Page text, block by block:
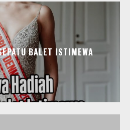
BALET ISTIMEWA